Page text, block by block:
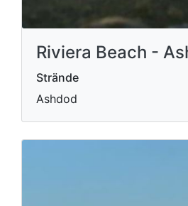
Riviera Beach -
Strände
Ashdod